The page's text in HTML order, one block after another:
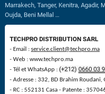
Marrakech, Tanger, Kenitra, Agadir,
Oujda, Beni Mellal …
TECHPRO DISTRIBUTION SARL
- Email : service.client@techpro.ma
- Web : www.techpro.ma
- Tél et WhatsApp : (+212) 0660 03
- Adresse : 332, BD Brahim
- RC : 552131 Casa - Patente :